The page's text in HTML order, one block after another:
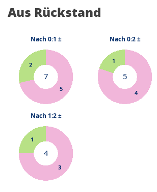
Aus Rückstand